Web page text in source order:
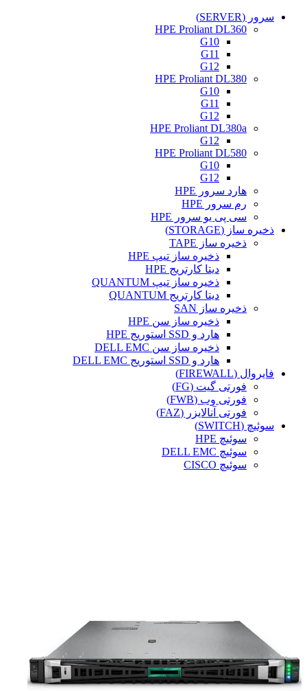
سرور (SERVER)
HPE Proliant DL360
G10
G11
G12
HPE Proliant DL380
G10
G11
G12
HPE Proliant DL380a
G12
HPE Proliant DL580
G10
G12
هارد سرور HPE
رم سرور HPE
سی پی یو سرور HPE
ذخیره ساز (STORAGE)
ذخیره ساز TAPE
ذخیره ساز تیپ HPE
دیتا کارتریج HPE
ذخیره ساز تیپ QUANTUM
دیتا کارتریج QUANTUM
ذخیره ساز SAN
ذخیره ساز سن HPE
هارد و SSD استوریج HPE
ذخیره ساز سن DELL EMC
هارد و SSD استوریج DELL EMC
فایروال (FIREWALL)
فورتی گیت (FG)
فورتی وب (FWB)
فورتی آنالایزر (FAZ)
سوئیچ (SWITCH)
سوئیچ HPE
سوئیچ DELL EMC
سوئیچ CISCO